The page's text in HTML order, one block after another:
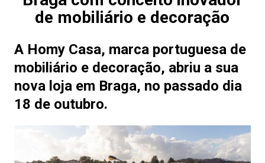
de mobiliário e decoração
A Homy Casa, marca portuguesa de
mobiliário e decoração, abriu a sua
nova loja em Braga, no passado dia
18 de outubro.